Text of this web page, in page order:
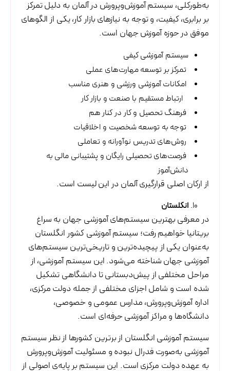
به‌طورکلی، سیستم آموزش‌وپرورش در آلمان به دلیل تمرکز
بر برابری، کیفیت، و توجه به نیازهای بازار کار، یکی از الگوهای
موفق در حوزه آموزش جهان است.
سیستم آموزشی کیفی
تمرکز بر توسعه مهارت‌های عملی
امکانات آموزشی ورزشی و هنری مناسب
ارتباط مستقیم با صنعت و بازار کار
فرهنگ تحصیل و کار در کنار هم
توجه به توسعه شخصیت و اخلاقیات
روش‌های تدریس نوآورانه و تعاملی
فرصت‌های تحصیلی رایگان و پشتیبانی مالی به
دانش‌آموز
از ارکان اصلی قرارگیری آلمان در این لیست است.
انگلستان
در معرفی بهترین سیستم‌های آموزشی جهان به سراغ
بریتانیا خواهیم رفت؛ سیستم آموزشی کشور انگلستان
به‌عنوان یکی از پیچیده‌ترین و تاریخی‌ترین سیستم‌های
آموزشی جهان شناخته می‌شود. این سیستم آموزشی، از
مراحل مختلفی از پیش‌دبستانی تا دانشگاهی تشکیل
شده است و شامل اجزای مختلفی از جمله دولت مرکزی،
اداره آموزش‌وپرورش، مدارس عمومی و خصوصی،
دانشگاه‌ها و مراکز آموزشی حرفه‌ای است.
سیستم آموزشی انگلستان از برترین کشورها از نظر سیستم
آموزشی به‌صورت فدرال نبوده و مسئولیت آموزش‌وپرورش
به عهده دولت مرکزی است. این سیستم بر پایه‌ی اصولی از